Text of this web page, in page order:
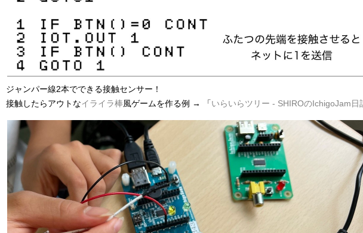
ジャンパー線2本でできる接触センサー！
接触したらアウトなイライラ棒風ゲームを作る例 → 「いらいらツリー - SHIROのIchigoJam日